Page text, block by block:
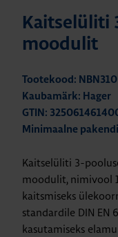
Kaitselüliti
moodulit
Tootekood: NBN310
Kaubamärk: Hager
GTIN:
Minimaalne
Kaitselüliti 3-
moodulit, nimivool
kaitsmiseks
standardile DIN EN
kasutamiseks